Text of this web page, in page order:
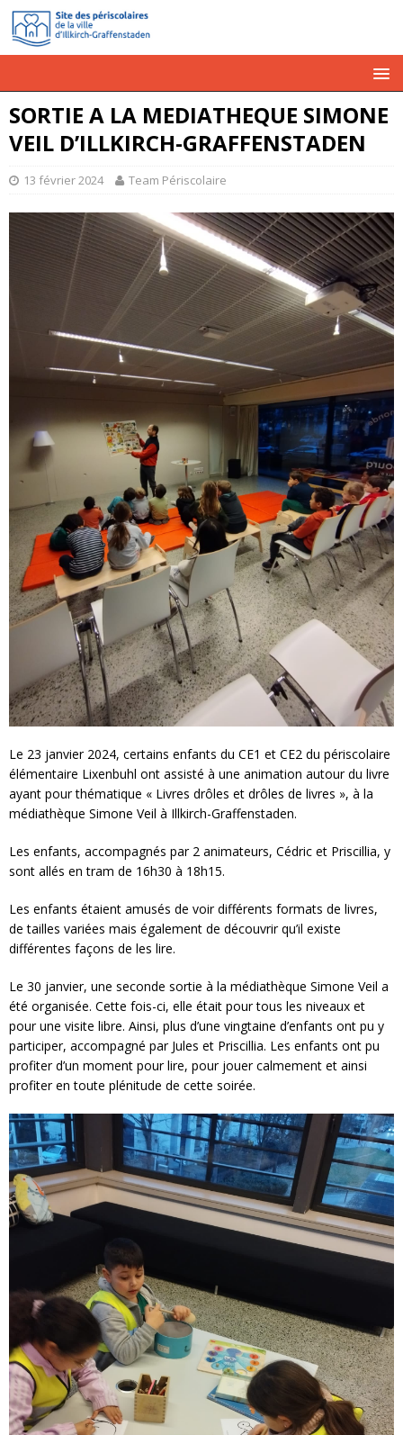
SORTIE A LA MEDIATHEQUE SIMONE
VEIL D’ILLKIRCH-GRAFFENSTADEN
13 février 2024 Team Périscolaire
Le 23 janvier 2024, certains enfants du CE1 et CE2 du périscolaire
élémentaire Lixenbuhl ont assisté à une animation autour du livre
ayant pour thématique « Livres drôles et drôles de livres », à la
médiathèque Simone Veil à Illkirch-Graffenstaden.
Les enfants, accompagnés par 2 animateurs, Cédric et Priscillia, y
sont allés en tram de 16h30 à 18h15.
Les enfants étaient amusés de voir différents formats de livres,
de tailles variées mais également de découvrir qu’il existe
différentes façons de les lire.
Le 30 janvier, une seconde sortie à la médiathèque Simone Veil a
été organisée. Cette fois-ci, elle était pour tous les niveaux et
pour une visite libre. Ainsi, plus d’une vingtaine d’enfants ont pu y
participer, accompagné par Jules et Priscillia. Les enfants ont pu
profiter d’un moment pour lire, pour jouer calmement et ainsi
profiter en toute plénitude de cette soirée.